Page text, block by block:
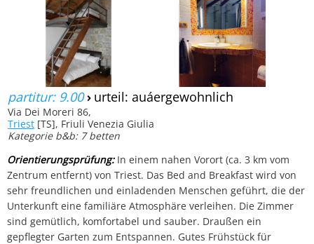
partitur: 9.00› urteil: auáergewohnlich
Via Dei Moreri 86,
Triest [TS], Friuli Venezia Giulia
Kategorie b&b: 7 betten
Orientierungsprüfung:In einem nahen Vorort (ca. 3 km vom
Zentrum entfernt) von Triest. Das Bed and Breakfast wird von
sehr freundlichen und einladenden Menschen geführt, die der
Unterkunft eine familiäre Atmosphäre verleihen. Die Zimmer
sind gemütlich, komfortabel und sauber. Draußen ein
gepflegter Garten zum Entspannen. Gutes Frühstück für